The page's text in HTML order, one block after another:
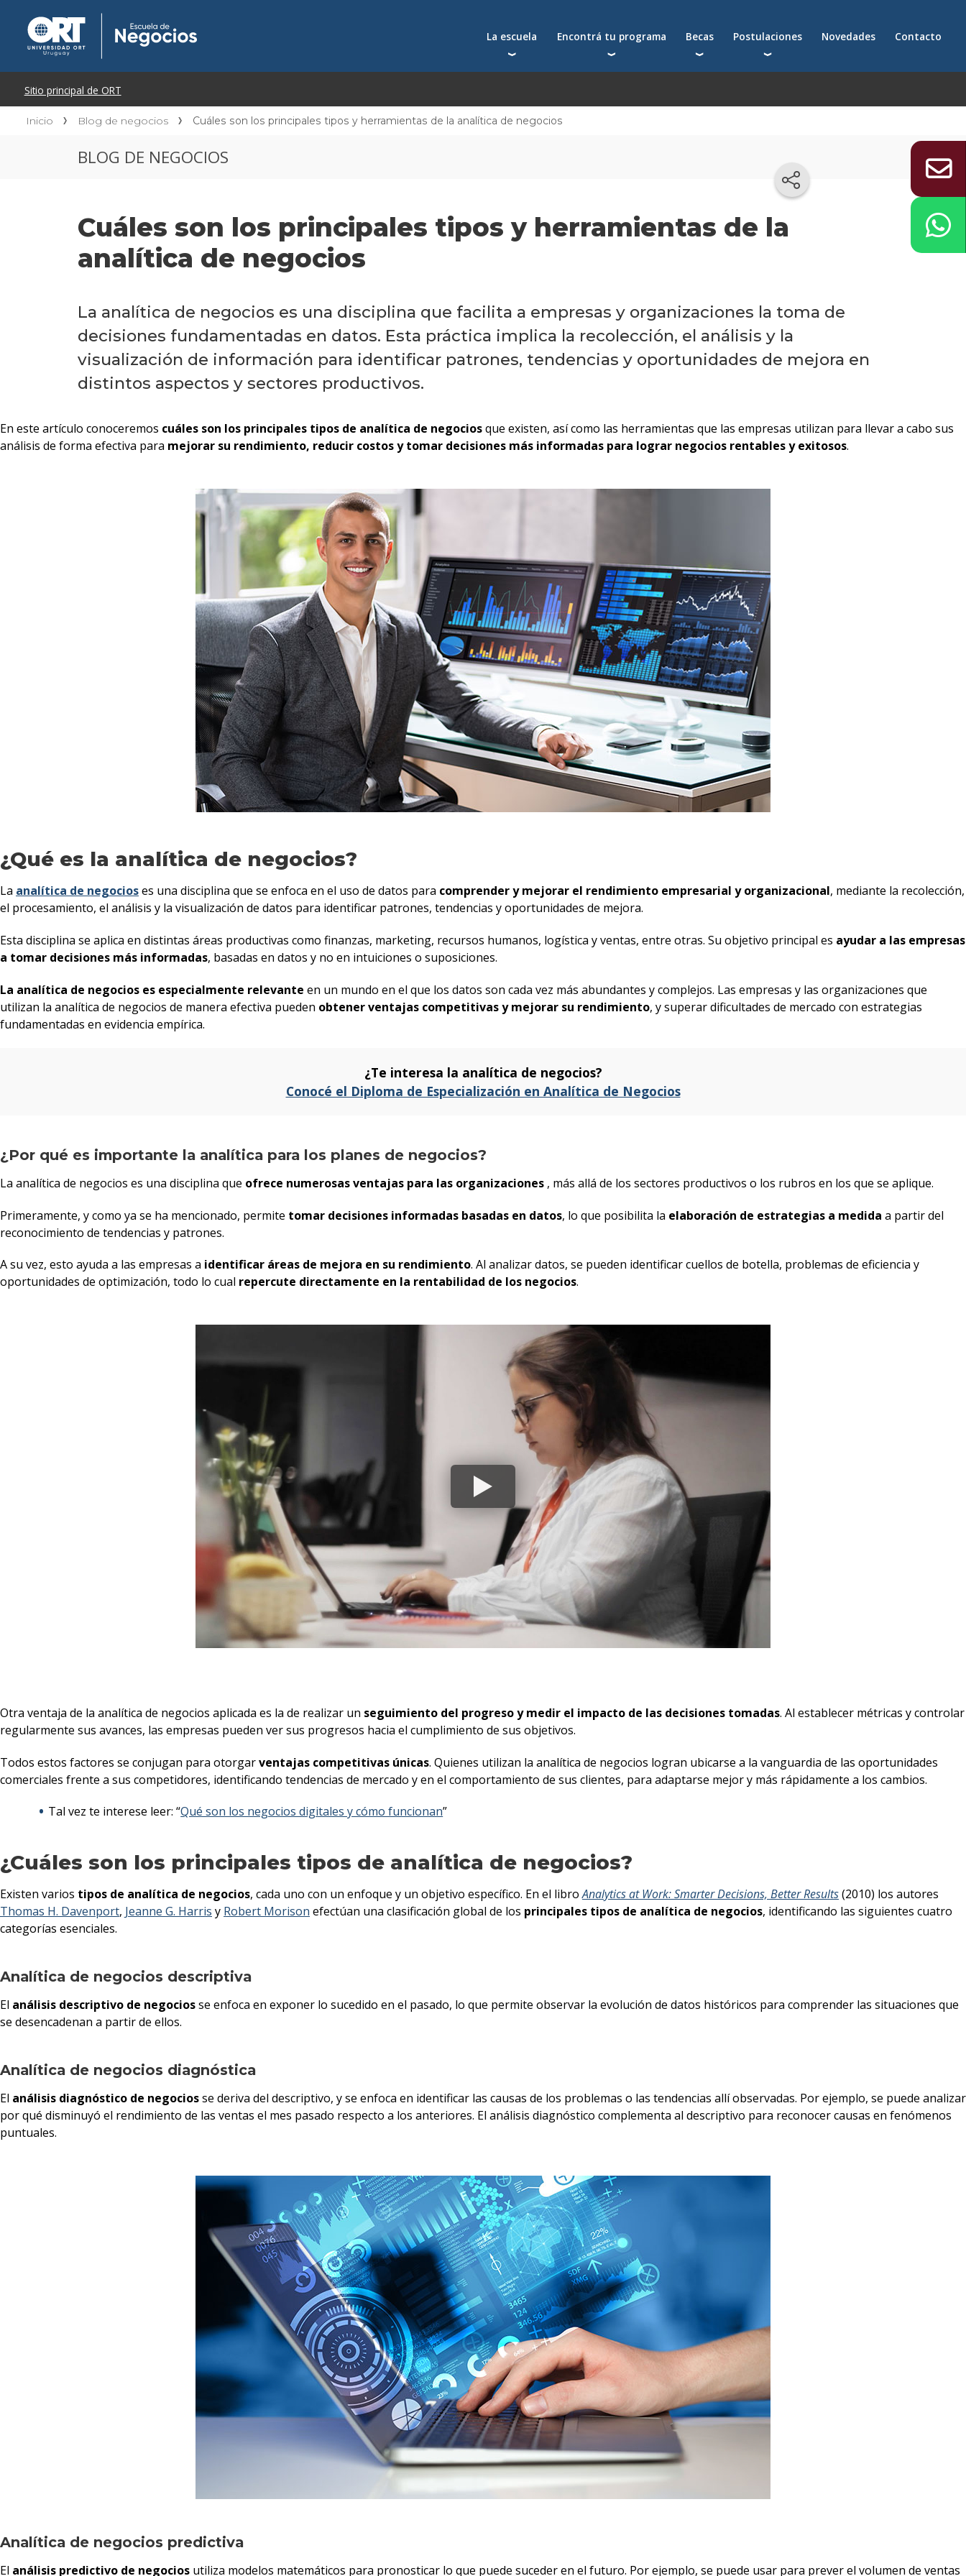
La escuela
Qué nos distingue
Autoridades
Centros y cátedras
Conferencias en YouTube
Encontrá tu programa
Postgrados
Becas
Becas para postgrados
Postulaciones
Cómo postularte a un postgrado
Novedades Contacto
Inicio Blog de negocios Cuáles son los principales tipos y herramientas de la analítica de negocios
BLOG DE NEGOCIOS
Cuáles son los principales tipos y herramientas de la
analítica de negocios
La analítica de negocios es una disciplina que facilita a empresas y organizaciones la toma de
decisiones fundamentadas en datos. Esta práctica implica la recolección, el análisis y la
visualización de información para identificar patrones, tendencias y oportunidades de mejora en
distintos aspectos y sectores productivos.
En este artículo conoceremos cuáles son los principales tipos de analítica de negociosque existen, así como las herramientas que las empresas utilizan para llevar a cabo sus
análisis de forma efectiva para mejorar su rendimiento, reducir costos y tomar decisiones más informadas para lograr negocios rentables y exitosos.
¿Qué es la analítica de negocios?
La analítica de negocioses una disciplina que se enfoca en el uso de datos para comprender y mejorar el rendimiento empresarial y organizacional, mediante la recolección,
el procesamiento, el análisis y la visualización de datos para identificar patrones, tendencias y oportunidades de mejora.
Esta disciplina se aplica en distintas áreas productivas como finanzas, marketing, recursos humanos, logística y ventas, entre otras. Su objetivo principal es ayudar a las empresas
a tomar decisiones más informadas, basadas en datos y no en intuiciones o suposiciones.
La analítica de negocios es especialmente relevante en un mundo en el que los datos son cada vez más abundantes y complejos. Las empresas y las organizaciones que
utilizan la analítica de negocios de manera efectiva pueden obtener ventajas competitivas y mejorar su rendimiento, y superar dificultades de mercado con estrategias
fundamentadas en evidencia empírica.
¿Te interesa la analítica de negocios?
Conocé el Diploma de Especialización en Analítica de Negocios
¿Por qué es importante la analítica para los planes de negocios?
La analítica de negocios es una disciplina que ofrece numerosas ventajas para las organizaciones , más allá de los sectores productivos o los rubros en los que se aplique.
Primeramente, y como ya se ha mencionado, permite tomar decisiones informadas basadas en datos, lo que posibilita la elaboración de estrategias a medida a partir del
reconocimiento de tendencias y patrones.
A su vez, esto ayuda a las empresas a identificar áreas de mejora en su rendimiento. Al analizar datos, se pueden identificar cuellos de botella, problemas de eficiencia y
oportunidades de optimización, todo lo cual repercute directamente en la rentabilidad de los negocios.
Otra ventaja de la analítica de negocios aplicada es la de realizar un seguimiento del progreso y medir el impacto de las decisiones tomadas. Al establecer métricas y controlar
regularmente sus avances, las empresas pueden ver sus progresos hacia el cumplimiento de sus objetivos.
Todos estos factores se conjugan para otorgarventajas competitivas únicas. Quienes utilizan la analítica de negocios logran ubicarse a la vanguardia de las oportunidades
comerciales frente a sus competidores, identificando tendencias de mercado y en el comportamiento de sus clientes, para adaptarse mejor y más rápidamente a los cambios.
Tal vez te interese leer: “Qué son los negocios digitales y cómo funcionan”
¿Cuáles son los principales tipos de analítica de negocios?
Existen varios tipos de analítica de negocios, cada uno con un enfoque y un objetivo específico. En el libroAnalytics at Work: Smarter Decisions, Better Results(2010) los autores
Thomas H. Davenport, Jeanne G. Harris y Robert Morison efectúan una clasificación global de los principales tipos de analítica de negocios, identificando las siguientes cuatro
categorías esenciales.
Analítica de negocios descriptiva
El análisis descriptivo de negociosse enfoca en exponer lo sucedido en el pasado, lo que permite observar la evolución de datos históricos para comprender las situaciones que
se desencadenan a partir de ellos.
Analítica de negocios diagnóstica
El análisis diagnóstico de negociosse deriva del descriptivo, y se enfoca en identificar las causas de los problemas o las tendencias allí observadas. Por ejemplo, se puede analizar
por qué disminuyó el rendimiento de las ventas el mes pasado respecto a los anteriores. El análisis diagnóstico complementa al descriptivo para reconocer causas en fenómenos
puntuales.
Analítica de negocios predictiva
El análisis predictivo de negocios utiliza modelos matemáticos para pronosticar lo que puede suceder en el futuro. Por ejemplo, se puede usar para prever el volumen de ventas